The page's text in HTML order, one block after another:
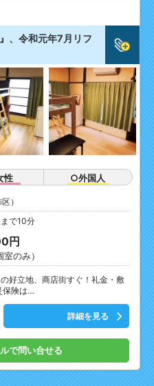
、令和元年7月リフ
性 ○外国人
）
で10分
円
のみ）
好立地、商店街すぐ！礼金・敷
保険は…
詳細を見る
で問い合せる